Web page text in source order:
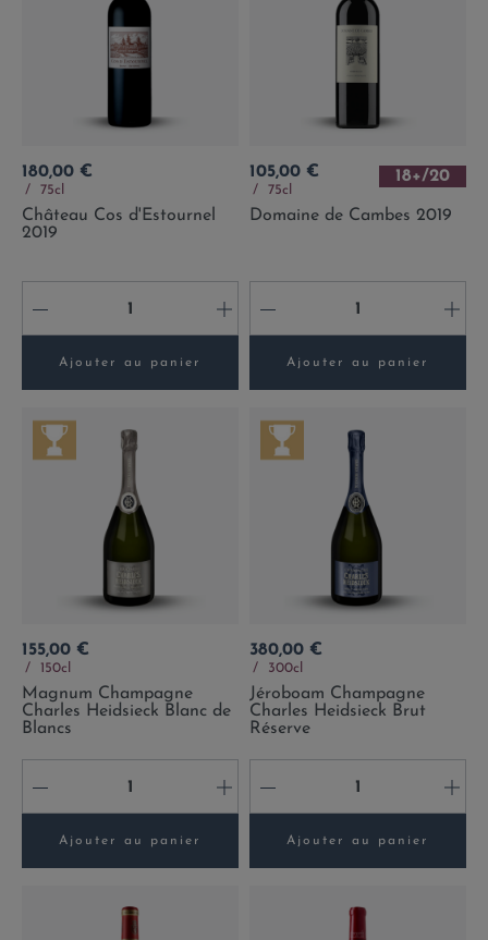
Prix
180,00 €
75cl
Château Cos d'Estournel
2019
- +
Ajouter au panier
Prix
105,00 €
75cl
18+/20
Domaine de Cambes 2019
- +
Ajouter au panier
Prix
155,00 €
150cl
Magnum Champagne
Charles Heidsieck Blanc de
Blancs
- +
Ajouter au panier
Prix
380,00 €
300cl
Jéroboam Champagne
Charles Heidsieck Brut
Réserve
- +
Ajouter au panier